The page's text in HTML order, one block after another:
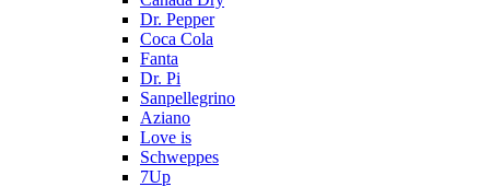
Dr. Pepper
Coca Cola
Fanta
Dr. Pi
Sanpellegrino
Aziano
Love is
Schweppes
7Up